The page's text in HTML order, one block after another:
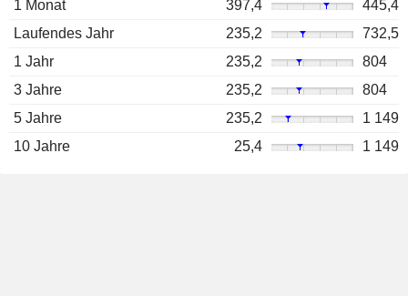
1 Monat
397,4
445,4
Laufendes Jahr
235,2
732,5
1 Jahr
235,2
804
3 Jahre
235,2
804
5 Jahre
235,2
1 149
10 Jahre
25,4 1 149